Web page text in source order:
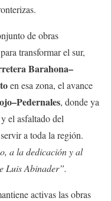
de obras
transformar el sur,
Barahona–
en esa zona, el avance
, donde ya
el asfaltado del
a toda la región.
a la dedicación y al
Luis Abinader”.
activas las obras